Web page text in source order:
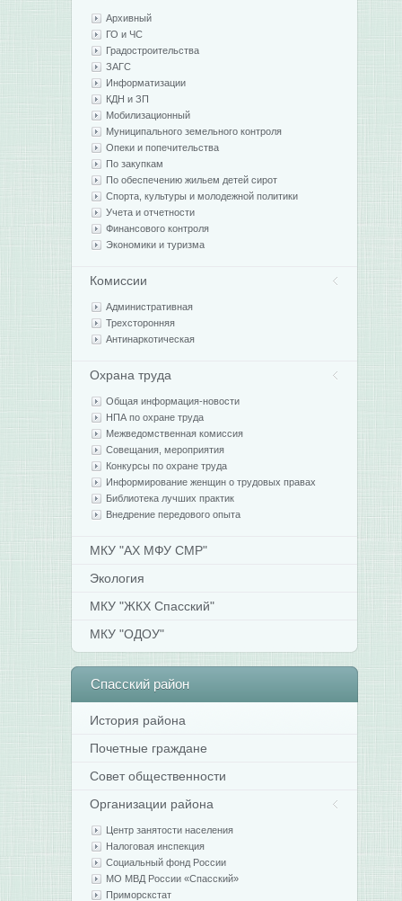
Архивный
ГО и ЧС
Градостроительства
ЗАГС
Информатизации
КДН и ЗП
Мобилизационный
Муниципального земельного контроля
Опеки и попечительства
По закупкам
По обеспечению жильем детей сирот
Спорта, культуры и молодежной политики
Учета и отчетности
Финансового контроля
Экономики и туризма
Комиссии
Административная
Трехсторонняя
Антинаркотическая
Охрана труда
Общая информация-новости
НПА по охране труда
Межведомственная комиссия
Совещания, мероприятия
Конкурсы по охране труда
Информирование женщин о трудовых правах
Библиотека лучших практик
Внедрение передового опыта
МКУ "АХ МФУ СМР"
Экология
МКУ "ЖКХ Спасский"
МКУ "ОДОУ"
Спасскийрайон
История района
Почетные граждане
Совет общественности
Организации района
Центр занятости населения
Налоговая инспекция
Социальный фонд России
МО МВД России «Спасский»
Приморскстат